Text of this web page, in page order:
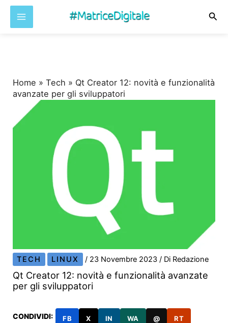
Home »Tech » Qt Creator 12: novità e funzionalità
avanzate per gli sviluppatori
TECH LINUX / 23 Novembre 2023/ Di Redazione
Qt Creator 12: novità e funzionalità avanzate
per gli sviluppatori
CONDIVIDI: FB X IN WA @ RT